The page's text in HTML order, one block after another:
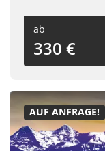
ab
330 €
AUF ANFRAGE!